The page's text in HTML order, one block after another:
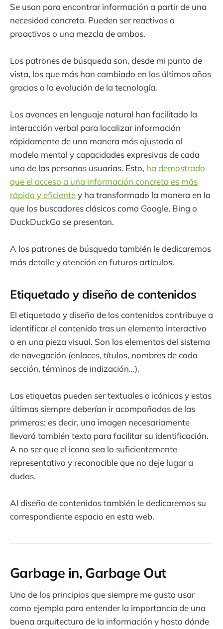
Se usan para encontrar información a partir de una
necesidad concreta. Pueden ser reactivos o
proactivos o una mezcla de ambos.
Los patrones de búsqueda son, desde mi punto de
vista, los que más han cambiado en los últimos años
gracias a la evolución de la tecnología.
Los avances en lenguaje natural han facilitado la
interacción verbal para localizar información
rápidamente de una manera más ajustada al
modelo mental y capacidades expresivas de cada
una de las personas usuarias. Esto, ha demostrado
que el acceso a una información concreta es más
rápido y eficientey ha transformado la manera en la
que los buscadores clásicos como Google, Bing o
DuckDuckGo se presentan.
A los patrones de búsqueda también le dedicaremos
más detalle y atención en futuros artículos.
Etiquetado y diseño de contenidos
El etiquetado y diseño de los contenidos contribuye a
identificar el contenido tras un elemento interactivo
o en una pieza visual. Son los elementos del sistema
de navegación (enlaces, títulos, nombres de cada
sección, términos de indización…).
Las etiquetas pueden ser textuales o icónicas y estas
últimas siempre deberían ir acompañadas de las
primeras; es decir, una imagen necesariamente
llevará también texto para facilitar su identificación.
A no ser que el icono sea lo suficientemente
representativo y reconocible que no deje lugar a
dudas.
Al diseño de contenidos también le dedicaremos su
correspondiente espacio en esta web.
Garbage in, Garbage Out
Uno de los principios que siempre me gusta usar
como ejemplo para entender la importancia de una
buena arquitectura de la información y hasta dónde